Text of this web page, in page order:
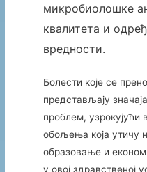
микробиолошке
квалитета и
вредности.
Болести које се
представљају
проблем, узрокујући
обољења која утичу
образовање и
у овој здравственој